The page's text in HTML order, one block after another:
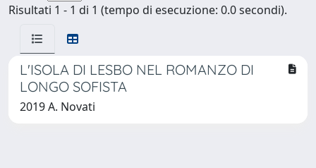
Risultati 1 - 1 di 1 (tempo di esecuzione: 0.0 secondi).
L'ISOLA DI LESBO NEL ROMANZO DI
LONGO SOFISTA
2019 A. Novati